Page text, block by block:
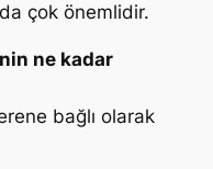
çok önemlidir.
ne kadar
bağlı olarak